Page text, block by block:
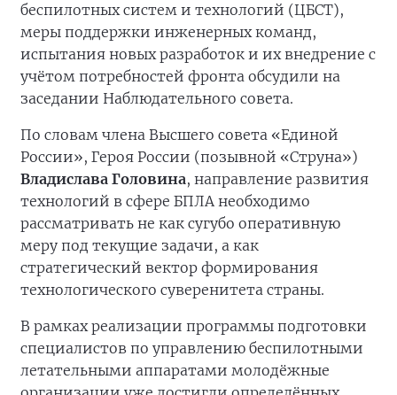
беспилотных систем и технологий (ЦБСТ),
меры поддержки инженерных команд,
испытания новых разработок и их внедрение с
учётом потребностей фронта обсудили на
заседании Наблюдательного совета.
По словам члена Высшего совета «Единой
России», Героя России (позывной «Струна»)
Владислава Головина, направление развития
технологий в сфере БПЛА необходимо
рассматривать не как сугубо оперативную
меру под текущие задачи, а как
стратегический вектор формирования
технологического суверенитета страны.
В рамках реализации программы подготовки
специалистов по управлению беспилотными
летательными аппаратами молодёжные